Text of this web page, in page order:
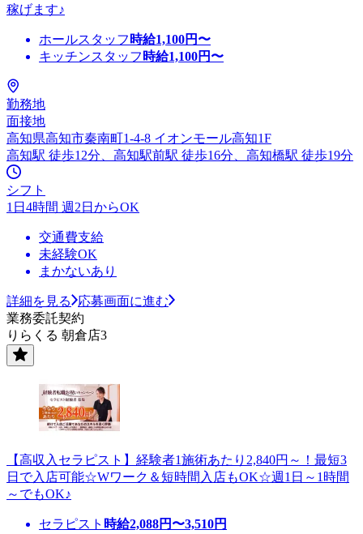
稼げます♪
ホールスタッフ 時給1,100円〜
キッチンスタッフ 時給1,100円〜
勤務地
面接地
高知県高知市秦南町1-4-8 イオンモール高知1F
高知駅 徒歩12分、高知駅前駅 徒歩16分、高知橋駅 徒歩19分
シフト
1日4時間 週2日からOK
交通費支給
未経験OK
まかないあり
詳細を見る
応募画面に進む
業務委託契約
りらくる 朝倉店3
【高収入セラピスト】経験者1施術あたり2,840円～！最短3
日で入店可能☆Wワーク＆短時間入店もOK☆週1日～1時間
～でもOK♪
セラピスト 時給2,088円〜3,510円